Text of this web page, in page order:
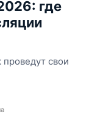
где
проведут свои